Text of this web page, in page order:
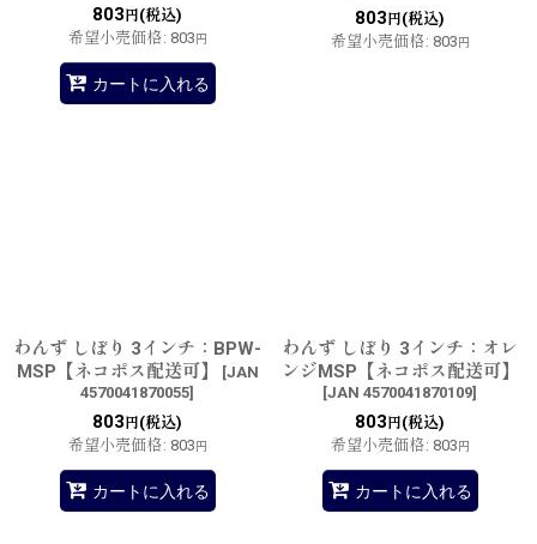
803 円(税込)
希望小売価格: 803 円
カートに入れる
803 円(税込)
希望小売価格: 803 円
わんず しぼり 3インチ：BPW-
MSP【ネコポス配送可】
[JAN
4570041870055]
803 円(税込)
希望小売価格: 803 円
カートに入れる
わんず しぼり 3インチ：オレ
ンジMSP【ネコポス配送可】
[JAN 4570041870109]
803 円(税込)
希望小売価格: 803 円
カートに入れる